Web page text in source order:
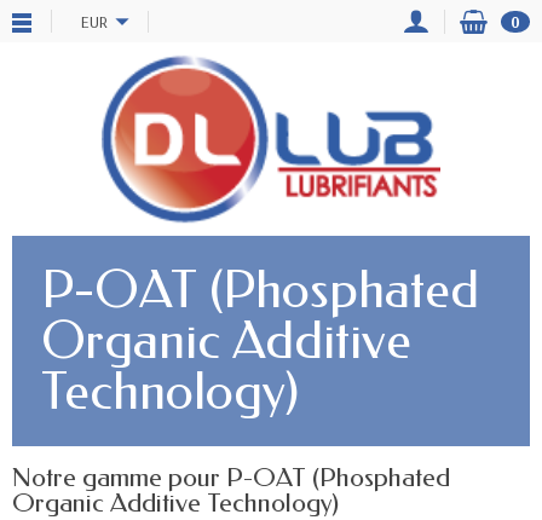
EUR 0
P-OAT (Phosphated
Organic Additive
Technology)
Notre gamme pour P-OAT (Phosphated
Organic Additive Technology)